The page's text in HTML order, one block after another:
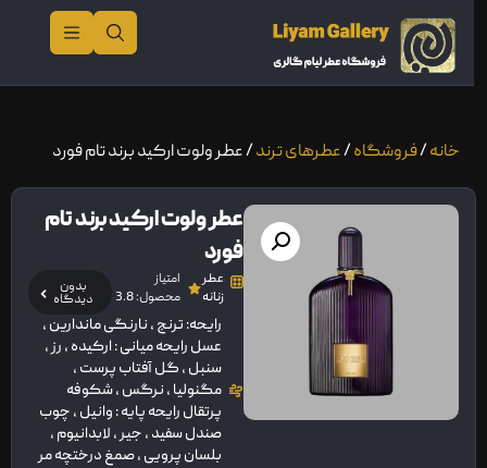
خانه/فروشگاه/عطرهای ترند/ عطر ولوت ارکید برند تام فورد
عطر ولوت ارکید برند تام
فورد
عطر
زنانه
امتیاز
محصول: 3.8
بدون
دیدگاه
رایحه: ترنج , نارنگی ماندارین ,
عسل رایحه میانی : ارکیده , رز ,
سنبل , گل آفتاب پرست ,
مگنولیا , نرگس , شکوفه
پرتقال رایحه پایه : وانیل , چوب
صندل سفید , جیر , لابدانیوم ,
بلسان پرویی , صمغ درختچه مر